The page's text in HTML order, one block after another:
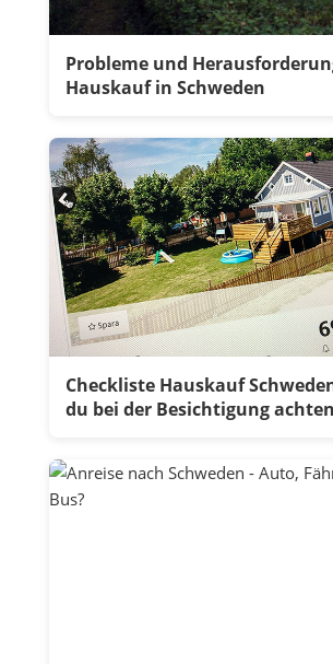
Probleme und
Hauskauf in Schweden
Checkliste Hauskauf
du bei der Besichtigung